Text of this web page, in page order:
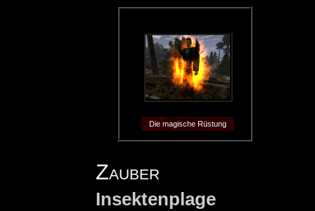
Die magische Rüstung
Zauber
Insektenplage